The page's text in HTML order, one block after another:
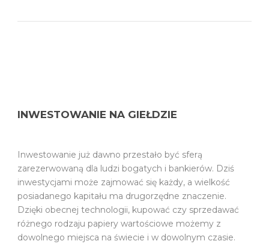
INWESTOWANIE NA GIEŁDZIE
Inwestowanie już dawno przestało być sferą
zarezerwowaną dla ludzi bogatych i bankierów. Dziś
inwestycjami może zajmować się każdy, a wielkość
posiadanego kapitału ma drugorzędne znaczenie.
Dzięki obecnej technologii, kupować czy sprzedawać
różnego rodzaju papiery wartościowe możemy z
dowolnego miejsca na świecie i w dowolnym czasie.